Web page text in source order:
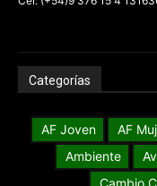
Categorías
AF Joven AF
Ambiente